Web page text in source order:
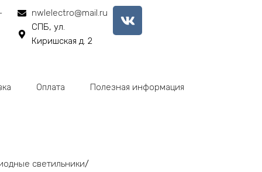
nwlelectro@mail.ru
СПБ, ул.
Киришская д. 2
Оплата Полезная информация
светильники